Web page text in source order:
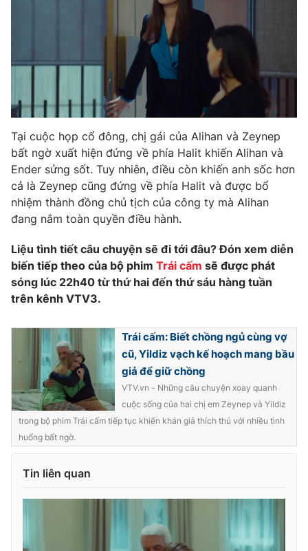
Tại cuộc họp cổ đông, chị gái của Alihan và Zeynep
bất ngờ xuất hiện đứng về phía Halit khiến Alihan và
Ender sửng sốt. Tuy nhiên, điều còn khiến anh sốc hơn
cả là Zeynep cũng đứng về phía Halit và được bổ
nhiệm thành đồng chủ tịch của công ty mà Alihan
đang nắm toàn quyền điều hành.
Liệu tình tiết câu chuyện sẽ đi tới đâu? Đón xem diễn
biến tiếp theo của bộ phim Trái cấm sẽ được phát
sóng lúc 22h40 từ thứ hai đến thứ sáu hàng tuần
trên kênh VTV3.
Trái cấm: Biết chồng ngủ cùng vợ
cũ, Yildiz vạch kế hoạch mang bầu
giả để giữ chồng
VTV.vn - Những câu chuyện xoay quanh
cuộc sống của hai chị em Zeynep và Yildiz
trong bộ phim Trái cấm tiếp tục khiến khán giả thích thú với nhiều tình
huống bất ngờ.
Tin liên quan